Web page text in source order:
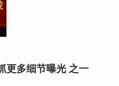
更多细节曝光 之一